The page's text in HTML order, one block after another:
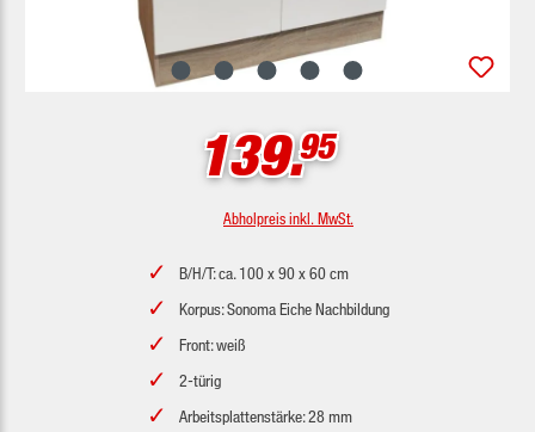
139.95
Abholpreis inkl. MwSt.
B/H/T: ca. 100 x 90 x 60 cm
Korpus: Sonoma Eiche Nachbildung
Front: weiß
2-türig
Arbeitsplattenstärke: 28 mm